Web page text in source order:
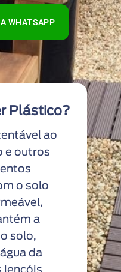
WHATSAPP
Plástico?
ao
e outros
o solo
a
solo,
da